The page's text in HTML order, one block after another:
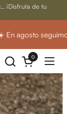
¡Disfruta de tu
agosto
Abrir carrito
0
Abrir